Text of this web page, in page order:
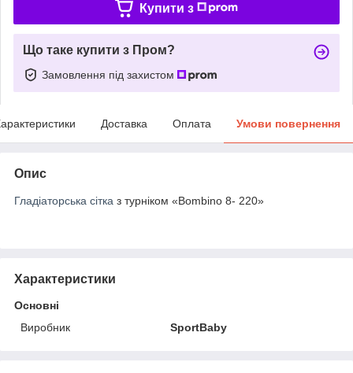
Купити з
Що таке купити з Пром?
Замовлення під захистом
Доставка Оплата Умови повернення
Опис
Гладіаторська сітка з турніком «Bombino 8- 220»
Характеристики
Основні
Виробник
SportBaby